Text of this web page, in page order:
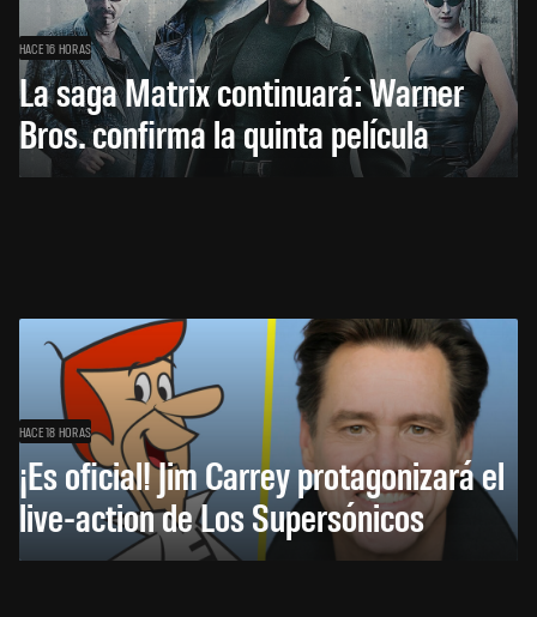
HACE 16 HORAS
La saga Matrix continuará: Warner
Bros. confirma la quinta película
HACE 18 HORAS
¡Es oficial! Jim Carrey protagonizará el
live-action de Los Supersónicos